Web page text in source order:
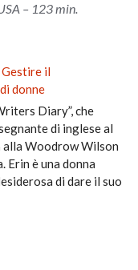
– 123 min.
Gestire il
donne
Diary”, che
di inglese al
alla Woodrow Wilson
Erin è una donna
di dare il suo